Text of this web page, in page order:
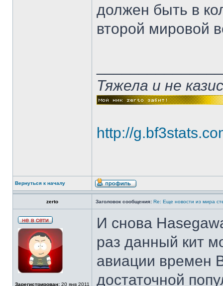
должен быть в
второй мировой
Тяжела и не
http://
Вернуться к началу
zerto Заголовок сообщения: Re: Еще новости из мира
Зарегистрирован: 20 янв 2011
И снова
раз данный кит
авиации времен
достаточной